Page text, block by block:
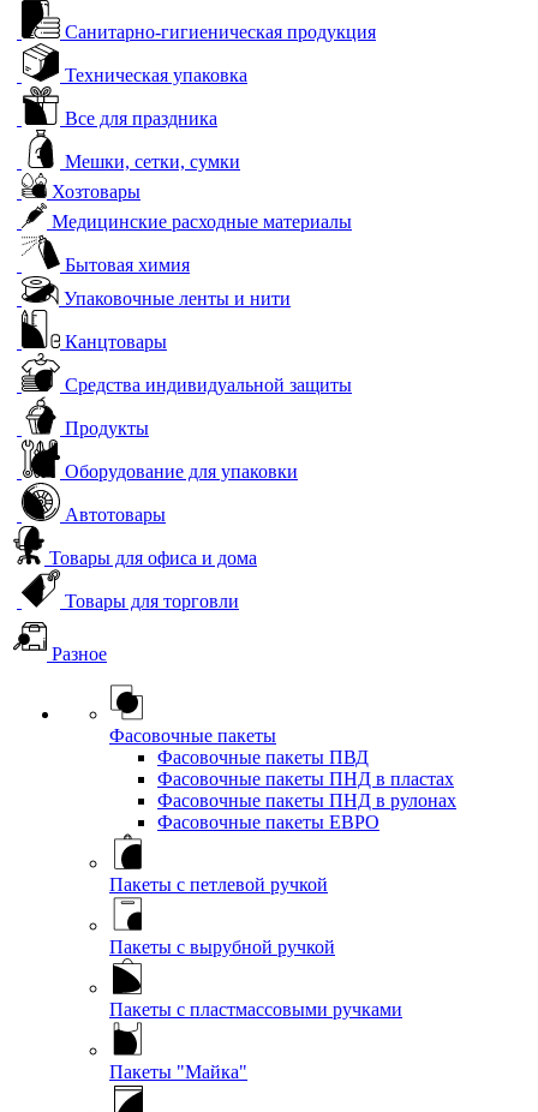
Санитарно-гигиеническая продукция
Техническая упаковка
Все для праздника
Мешки, сетки, сумки
Хозтовары
Медицинские расходные материалы
Бытовая химия
Упаковочные ленты и нити
Канцтовары
Средства индивидуальной защиты
Продукты
Оборудование для упаковки
Автотовары
Товары для офиса и дома
Товары для торговли
Разное
Фасовочные пакеты
Фасовочные пакеты ПВД
Фасовочные пакеты ПНД в пластах
Фасовочные пакеты ПНД в рулонах
Фасовочные пакеты ЕВРО
Пакеты с петлевой ручкой
Пакеты с вырубной ручкой
Пакеты с пластмассовыми ручками
Пакеты "Майка"